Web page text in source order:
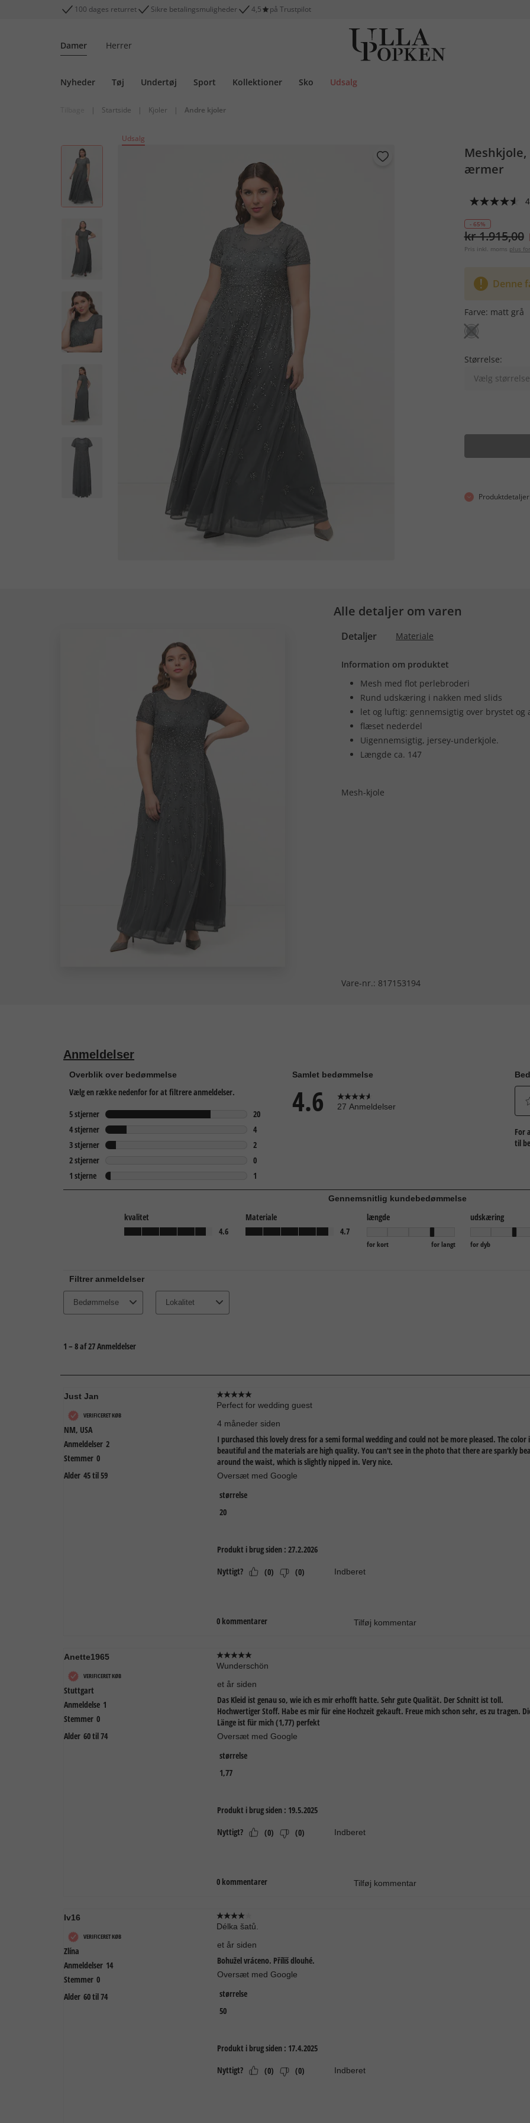
100 dages returret Sikre betalingsmuligheder 4,5 på Trustpilot
Damer Herrer
Nyheder Tøj Undertøj Sport Kollektioner Sko Udsalg
| Startside | Kjoler | Andre kjoler
Udsalg
ærmer
- 65%
kr 1.915,00
Pris inkl. moms plus
Denne
Farve: matt grå
Størrelse:
Vælg størrelse
Produktdetaljer
Alle detaljer om varen
Detaljer Materiale
Information om produktet
Mesh med flot perlebroderi
Rund udskæring i nakken med slids
let og luftig: gennemsigtig over brystet og
flæset nederdel
Uigennemsigtig, jersey-underkjole.
Længde ca. 147
Mesh-kjole
Vare-nr.: 817153194